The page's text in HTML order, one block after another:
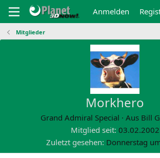
Anmelden
Mitglieder
Morkhero
Grand Admiral Special · Aus Bill
Mitglied seit 03.02.2002
Zuletzt gesehen Donnerstag